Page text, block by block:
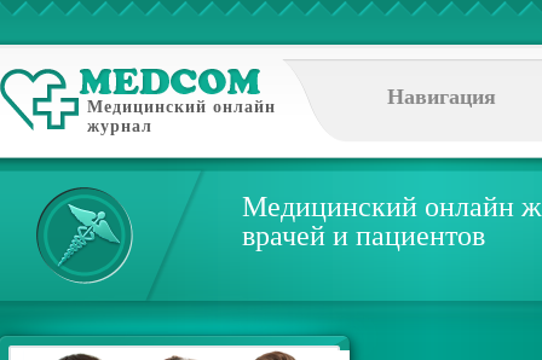
Медицинский онлайн
журнал
Навигация
Медицинский онлайн
врачей и пациентов